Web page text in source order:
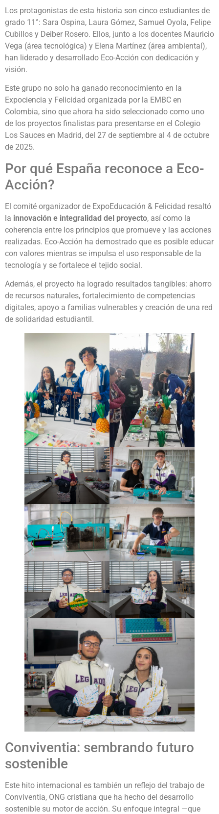
Los protagonistas de esta historia son cinco estudiantes de
grado 11°: Sara Ospina, Laura Gómez, Samuel Oyola, Felipe
Cubillos y Deiber Rosero. Ellos, junto a los docentes Mauricio
Vega (área tecnológica) y Elena Martínez (área ambiental),
han liderado y desarrollado Eco-Acción con dedicación y
visión.
Este grupo no solo ha ganado reconocimiento en la
Expociencia y Felicidad organizada por la EMBC en
Colombia, sino que ahora ha sido seleccionado como uno
de los proyectos finalistas para presentarse en el Colegio
Los Sauces en Madrid, del 27 de septiembre al 4 de octubre
de 2025.
Por qué España reconoce a Eco-
Acción?
El comité organizador de ExpoEducación & Felicidad resaltó
la innovación e integralidad del proyecto, así como la
coherencia entre los principios que promueve y las acciones
realizadas. Eco-Acción ha demostrado que es posible educar
con valores mientras se impulsa el uso responsable de la
tecnología y se fortalece el tejido social.
Además, el proyecto ha logrado resultados tangibles: ahorro
de recursos naturales, fortalecimiento de competencias
digitales, apoyo a familias vulnerables y creación de una red
de solidaridad estudiantil.
Conviventia: sembrando futuro
sostenible
Este hito internacional es también un reflejo del trabajo de
Conviventia, ONG cristiana que ha hecho del desarrollo
sostenible su motor de acción. Su enfoque integral —que